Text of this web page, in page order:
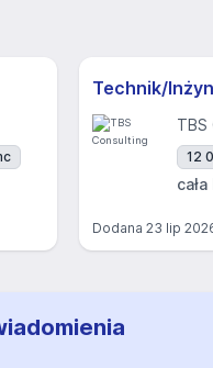
Technik/
TBS
12
Dodana 23 lip